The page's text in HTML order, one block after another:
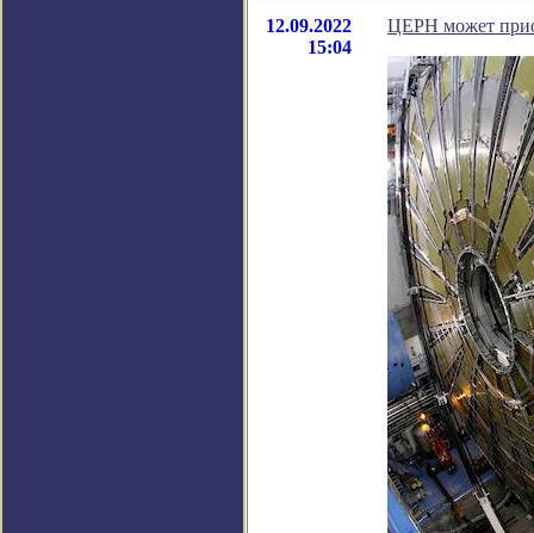
12.09.2022
15:04
ЦЕРН может